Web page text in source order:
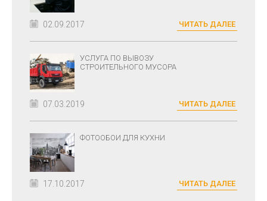
02.09.2017 ЧИТАТЬ ДАЛЕЕ
УСЛУГА ПО ВЫВОЗУ
СТРОИТЕЛЬНОГО МУСОРА
07.03.2019 ЧИТАТЬ ДАЛЕЕ
ФОТООБОИ ДЛЯ КУХНИ
17.10.2017 ЧИТАТЬ ДАЛЕЕ